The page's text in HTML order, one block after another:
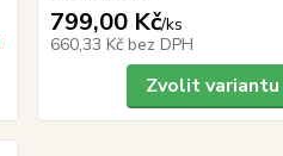
799,00 Kč/ks
660,33 Kč bez DPH
Zvolit variantu